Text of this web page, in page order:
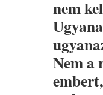
nem
Nem a
embert,